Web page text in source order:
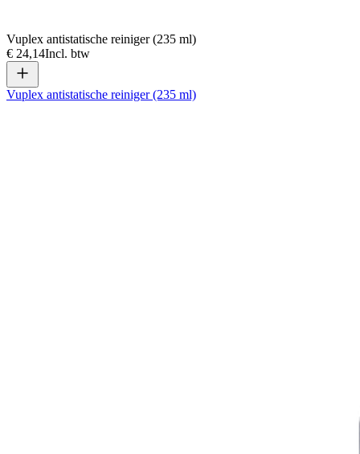
Vuplex antistatische reiniger (235 ml)
€ 24,14Incl. btw
Vuplex antistatische reiniger (235 ml)